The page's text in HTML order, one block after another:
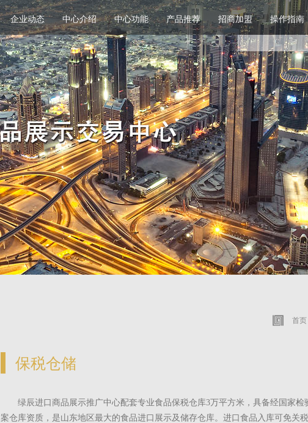
企业动态 中心介绍 中心功能 产品推荐 招商加盟 操作指南
首页
保税仓储
绿辰进口商品展示推广中心配套专业食品保税仓库3万平方米，具备经国家检
案仓库资质，是山东地区最大的食品进口展示及储存仓库。进口食品入库可免关